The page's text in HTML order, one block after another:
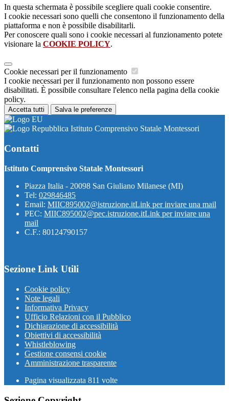
In questa schermata è possibile scegliere quali cookie consentire.
I cookie necessari sono quelli che consentono il funzionamento della
piattaforma e non è possibile disabilitarli.
Per conoscere quali sono i cookie necessari al funzionamento potete
visionare la COOKIE POLICY.
Cookie necessari per il funzionamento
I cookie necessari per il funzionamento non possono essere
disabilitati. È possibile consultare l'elenco nella pagina della cookie
policy.
Accetta tutti Salva le preferenze
Istituto Comprensivo Statale Montessori
Contatti
Istituto Comprensivo Statale Montessori
Piazza Italia - 20098 San Giuliano Milanese (MI)
Tel: 029846485
Email: MIIC895002@istruzione.itLink per inviare una mail
PEC: MIIC895002@pec.istruzione.itLink per inviare una
mail
C.F.: 80124790157
Sezione Link Utili
Cookie policy
Note legali
Informativa Privacy
Ufficio Relazioni con il Pubblico
Dichiarazione di accessibilità
Obiettivi di accessibilità
Whistleblowing
Gestione consensi cookie
Amministrazione trasparente
Pagina visualizzata 811 volte